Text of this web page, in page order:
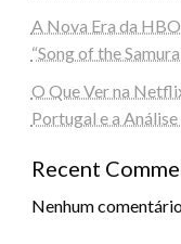
A Nova Era da
“Song of the
O Que Ver na
Portugal e a
Recent
Nenhum